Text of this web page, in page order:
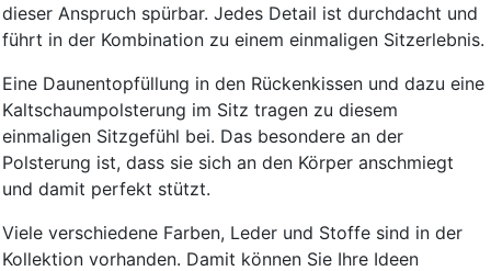
dieser Anspruch spürbar. Jedes Detail ist durchdacht und
führt in der Kombination zu einem einmaligen Sitzerlebnis.
Eine Daunentopfüllung in den Rückenkissen und dazu eine
Kaltschaumpolsterung im Sitz tragen zu diesem
einmaligen Sitzgefühl bei. Das besondere an der
Polsterung ist, dass sie sich an den Körper anschmiegt
und damit perfekt stützt.
Viele verschiedene Farben, Leder und Stoffe sind in der
Kollektion vorhanden. Damit können Sie Ihre Ideen